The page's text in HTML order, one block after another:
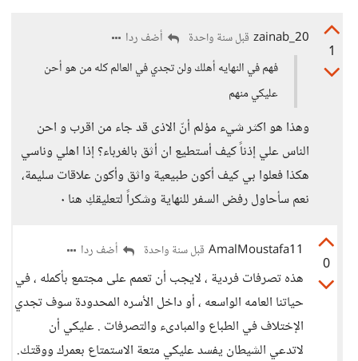
1
zainab_20 قبل سنة واحدة
أضف ردا
فهم في النهايه أهلك ولن تجدي في العالم كله من هو أحن
عليكي منهم
وهذا هو اكثر شيء مؤلم أنّ الاذى قد جاء من اقرب و احن
الناس علي إذناً كيف أستطيع ان أثق بالغرباء؟ إذا اهلي وناسي
هكذا فعلوا بي كيف أكون طبيعية واثق وأكون علاقات سليمة،
نعم سأحاول رفض السفر للنهاية وشكراً لتعليقكِ هنا ٠
0
AmalMoustafa11 قبل سنة واحدة أضف ردا
هذه تصرفات فردية ، لايجب أن تعمم على مجتمع بأكمله ، في
حياتنا العامه الواسعه ، أو داخل الأسره المحدودة سوف تجدي
الإختلاف في الطباع والمبادىء والتصرفات . عليكي أن
لاتدعي الشيطان يفسد عليكي متعة الاستمتاع بعمرك ووقتك.